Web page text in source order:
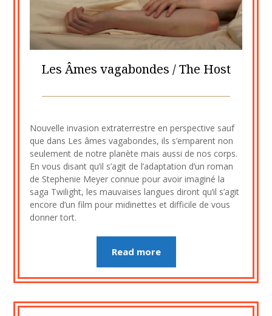
Les Âmes vagabondes / The Host
24
juillet
2023
Nouvelle invasion extraterrestre en perspective sauf
que dans Les âmes vagabondes, ils s’emparent non
seulement de notre planète mais aussi de nos corps.
En vous disant qu’il s’agit de l’adaptation d’un roman
de Stephenie Meyer connue pour avoir imaginé la
saga Twilight, les mauvaises langues diront qu’il s’agit
encore d’un film pour midinettes et difficile de vous
donner tort.
Read more